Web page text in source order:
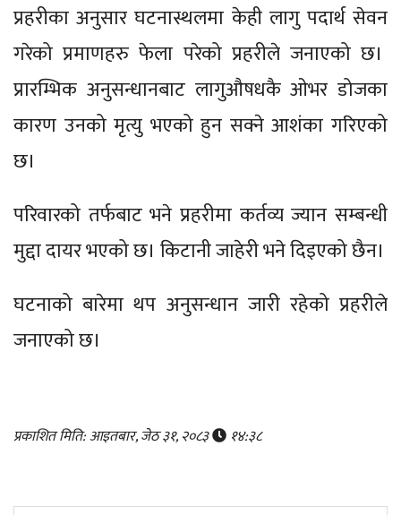
प्रहरीका अनुसार घटनास्थलमा केही लागु पदार्थ सेवन
गरेको प्रमाणहरु फेला परेको प्रहरीले जनाएको छ।
प्रारम्भिक अनुसन्धानबाट लागुऔषधकै ओभर डोजका
कारण उनको मृत्यु भएको हुन सक्ने आशंका गरिएको
छ।
परिवारको तर्फबाट भने प्रहरीमा कर्तव्य ज्यान सम्बन्धी
मुद्दा दायर भएको छ। किटानी जाहेरी भने दिइएको छैन।
घटनाको बारेमा थप अनुसन्धान जारी रहेको प्रहरीले
जनाएको छ।
प्रकाशित मिति: आइतबार, जेठ ३१, २०८३ १४:३८